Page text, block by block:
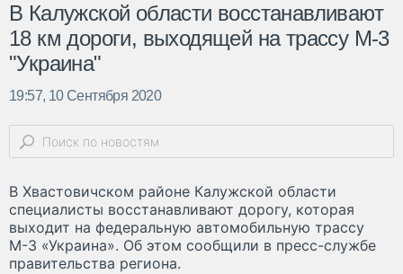
В Калужской области восстанавливают
18 км дороги, выходящей на трассу М-3
"Украина"
19:57, 10 Сентября 2020
В Хвастовичском районе Калужской области
специалисты восстанавливают дорогу, которая
выходит на федеральную автомобильную трассу
М-3 «Украина». Об этом сообщили в пресс-службе
правительства региона.